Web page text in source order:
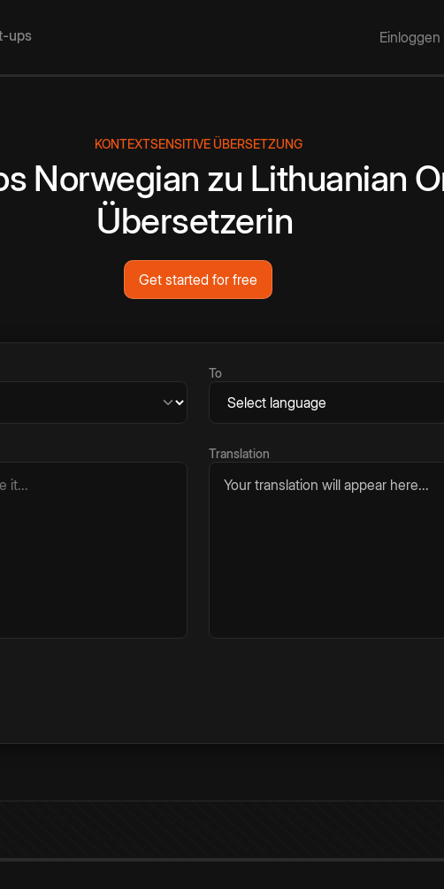
ups Einloggen
KONTEXTSENSITIVE ÜBERSETZUNG
Norwegian zu Lithuanian
Übersetzerin
Get started for free
To
Translation
Your translation will appear here...